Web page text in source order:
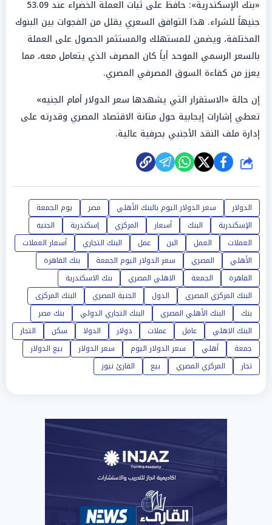
«بنك الإسكندرية»: حافظ على ثبات العملة الخضراء عند 53.09
جنيهاً للشراء. هذا التوافق السعري يقلل من الفجوات بين البنوك
المختلفة، ويضمن للمستهلك والمستثمر الحصول على العملة
بالسعر الرسمي الموحد أياً كان المصرف الذي يتعامل معه، مما
يعزز من كفاءة السوق المصرفي المصري.
إن حالة «الاستقرار التي يشهدها سعر الدولار أمام الجنيه»
تعطي إشارات إيجابية حول متانة الاقتصاد المصري وقدرته على
إدارة ملف النقد الأجنبي بحرفية عالية.
شارك
الدولار سعر الدولار اليوم بالبنك الأهلي مصر
يوم الجمعة
الإسكندرية
البنك أسعار المركزي إسكندرية
الجنيه
العملات
العمل البن عمل البنك التجاري
أسعار العملات
الأهلي
المصري سعر الدولار اليوم الجمعة
بنك القاهرة
القاهرة
الجمعة الاهلي المصري
بنك الاسكندرية
البنك المركزي المصري
الدول الجنية المصري
البنك المركزى
بنك
البنك الأهلي المصري البنك التجاري الدولي
بنك مصر
البنك الاهلي
عامل عملات دولار الدولا سكن
التجار
جمعة
أهلي سعر الدولار اليوم سعر الدولار
بيع الدولار
تجار
المركزي المصري بيع القارئ نيوز